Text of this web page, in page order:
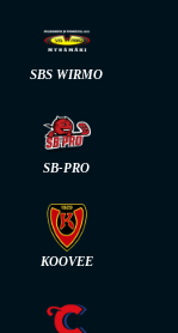
SBS WIRMO
SB-PRO
KOOVEE